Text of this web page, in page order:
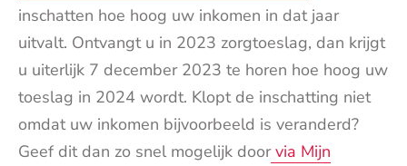
inschatten hoe hoog uw inkomen in dat jaar
uitvalt. Ontvangt u in 2023 zorgtoeslag, dan krijgt
u uiterlijk 7 december 2023 te horen hoe hoog uw
toeslag in 2024 wordt. Klopt de inschatting niet
omdat uw inkomen bijvoorbeeld is veranderd?
Geef dit dan zo snel mogelijk doorvia Mijn